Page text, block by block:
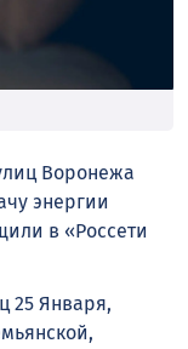
Воронежа
энергии
в «Россети
25 Января,